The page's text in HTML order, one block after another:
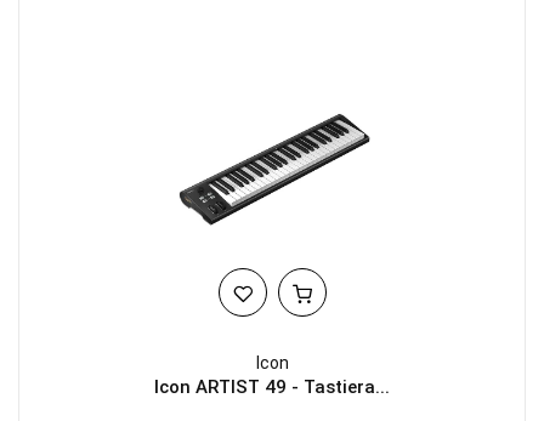
Icon
Icon ARTIST 49 - Tastiera...